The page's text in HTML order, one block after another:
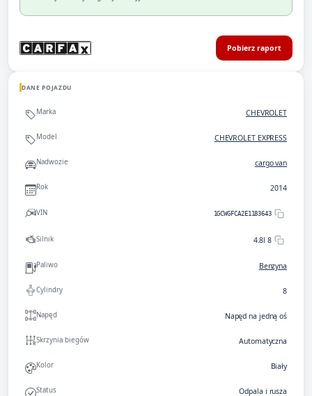
Pobierz raport
DANE POJAZDU
Marka CHEVROLET
Model CHEVROLET EXPRESS
Nadwozie cargo van
Rok 2014
VIN 1GCWGFCA2E1183643
Silnik 4.8l 8
Paliwo Benzyna
Cylindry 8
Napęd Napęd na jedną oś
Skrzynia biegów Automatyczna
Kolor Biały
Status Odpala i rusza